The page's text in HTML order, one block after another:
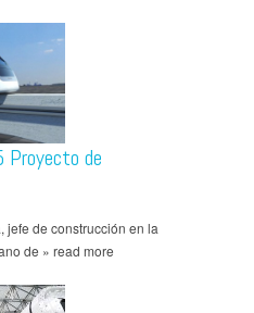
Proyecto de
jefe de construcción en la
de » read more